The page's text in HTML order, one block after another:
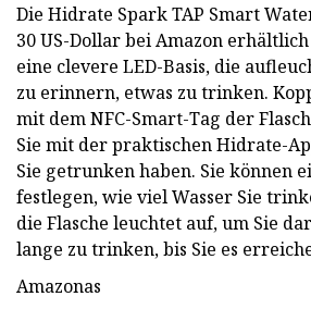
Die Hidrate Spark TAP Smart
30 US-Dollar bei Amazon
eine clevere LED-Basis, die
zu erinnern, etwas zu trinken.
mit dem NFC-Smart-Tag der
Sie mit der praktischen Hidrate-
Sie getrunken haben. Sie können
festlegen, wie viel Wasser Sie
die Flasche leuchtet auf, um Sie
lange zu trinken, bis Sie es
Amazonas